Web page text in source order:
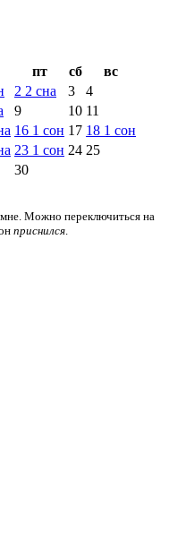
пт сб
вс
2 2 сна 3
4
9 10 11
16 1 сон 17 18 1 сон
23 1 сон 24 25
30
Можно переключиться на
приснился